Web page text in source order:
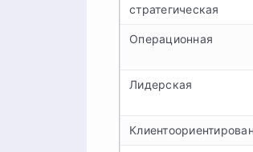
стратегическая
Операционная
Лидерская